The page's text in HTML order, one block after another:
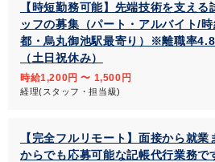
【時短勤務可能】先端技術を支え
ッフの募集（パート・アルバイト/
都・烏丸御池駅最寄り）※離職率
（土日祝休み）
時給1,200円 〜 1,500円
経理(スタッフ・担当級)
【完全フルリモート】面接から就
からでも応募可能な記帳代行業務で